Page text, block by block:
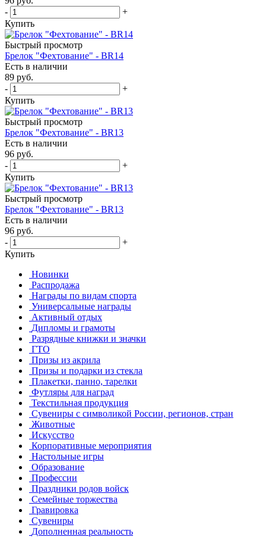
-
+
Купить
Быстрый просмотр
Брелок "Фехтование" - BR14
Есть в наличии
89 руб.
-
+
Купить
Быстрый просмотр
Брелок "Фехтование" - BR13
Есть в наличии
96 руб.
-
+
Купить
Быстрый просмотр
Брелок "Фехтование" - BR13
Есть в наличии
96 руб.
-
+
Купить
Новинки
Распродажа
Награды по видам спорта
Универсальные награды
Активный отдых
Дипломы и грамоты
Разрядные книжки и значки
ГТО
Призы из акрила
Призы и подарки из стекла
Плакетки, панно, тарелки
Футляры для наград
Текстильная продукция
Сувениры с символикой России, регионов, стран
Животные
Искусство
Корпоративные мероприятия
Настольные игры
Образование
Профессии
Праздники родов войск
Семейные торжества
Гравировка
Сувениры
Дополненная реальность